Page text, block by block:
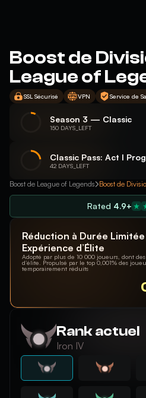
Boost de
League of
SSL Sécurisé VPN Service de
Season 3 — Classic
150 DAYS_LEFT
Classic Pass: Act I
42 DAYS_LEFT
Boost de League of Legends Boost de
Rated 4.9+
Réduction à Durée
Expérience d’Élite
Adopté par plus de 10 000 joueurs, dont
d’élite. Propulsé par le top 0,001% des
temporairement réduits
Rank actuel
Iron IV